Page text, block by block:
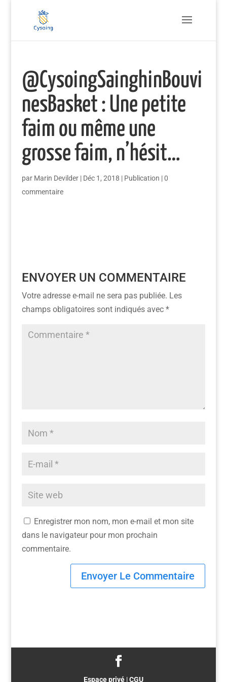
@CysoingSainghinBouvi
nesBasket : Une petite
faim ou même une
grosse faim, n’hésit…
par Marin Devilder| Déc 1, 2018 | Publication |0
commentaire
ENVOYER UN COMMENTAIRE
Votre adresse e-mail ne sera pas publiée. Les
champs obligatoires sont indiqués avec *
Enregistrer mon nom, mon e-mail et mon site
dans le navigateur pour mon prochain
commentaire.
Espace privé|CGU